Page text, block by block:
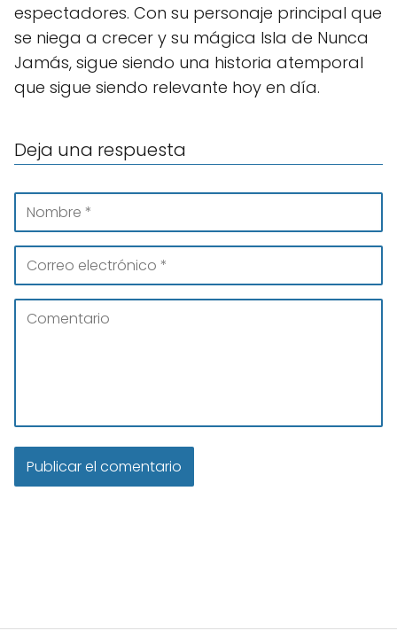
espectadores. Con su personaje principal que
se niega a crecer y su mágica Isla de Nunca
Jamás, sigue siendo una historia atemporal
que sigue siendo relevante hoy en día.
Deja una respuesta